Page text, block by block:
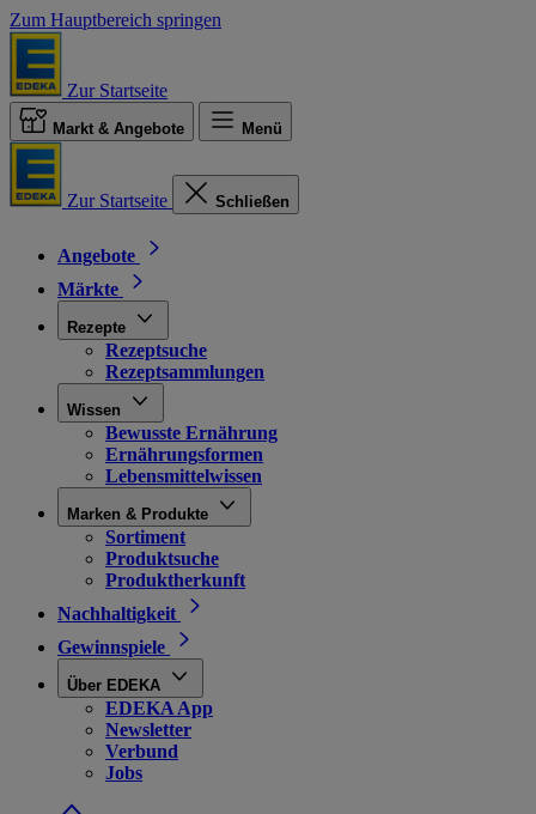
Zum Hauptbereich springen
Zur Startseite
Markt & Angebote Menü
Zur Startseite Schließen
Angebote
Märkte
Rezepte
Rezeptsuche
Rezeptsammlungen
Wissen
Bewusste Ernährung
Ernährungsformen
Lebensmittelwissen
Marken & Produkte
Sortiment
Produktsuche
Produktherkunft
Nachhaltigkeit
Gewinnspiele
Über EDEKA
EDEKA App
Newsletter
Verbund
Jobs